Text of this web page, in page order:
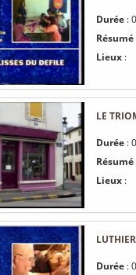
Durée :
Résumé
Lieux :
LE
Durée :
Résumé
Lieux :
Durée :